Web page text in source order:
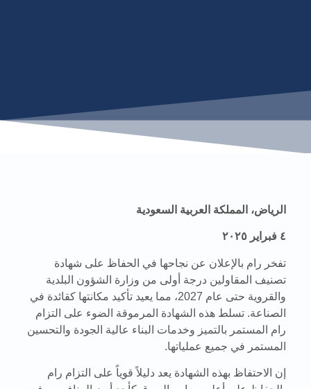
الرياض، المملكة العربية السعودية
٤ فبراير ٢٠٢٥
تفخر رام بالإعلان عن نجاحها في الحفاظ على شهادة
تصنيف المقاولين درجة أولى من وزارة الشؤون البلدية
والقروية حتى عام 2027، مما يعيد تأكيد مكانتها كقائدة في
الصناعة. تسلط هذه الشهادة المرموقة الضوء على التزام
رام المستمر بالتميز وخدمات البناء عالية الجودة والتحسين
المستمر في جميع عملياتها.
إن الاحتفاظ بهذه الشهادة يعد دليلاً قوياً على التزام رام